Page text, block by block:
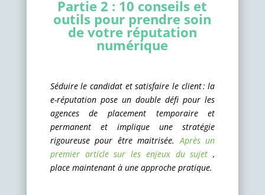
Partie 2 : 10 conseils et
outils pour prendre soin
de votre réputation
numérique
Séduire le candidat et satisfaire le client : la
e-réputation pose un double défi pour les
agences de placement temporaire et
permanent et implique une stratégie
rigoureuse pour être maitrisée.Après un
premier article sur les enjeux du sujet,
place maintenant à une approche pratique.